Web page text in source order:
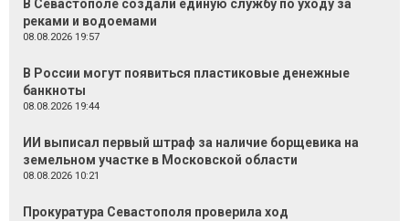
В Севастополе создали единую службу по уходу за
реками и водоемами
08.08.2026 19:57
В России могут появиться пластиковые денежные
банкноты
08.08.2026 19:44
ИИ выписал первый штраф за наличие борщевика на
земельном участке в Московской области
08.08.2026 10:21
Прокуратура Севастополя проверила ход